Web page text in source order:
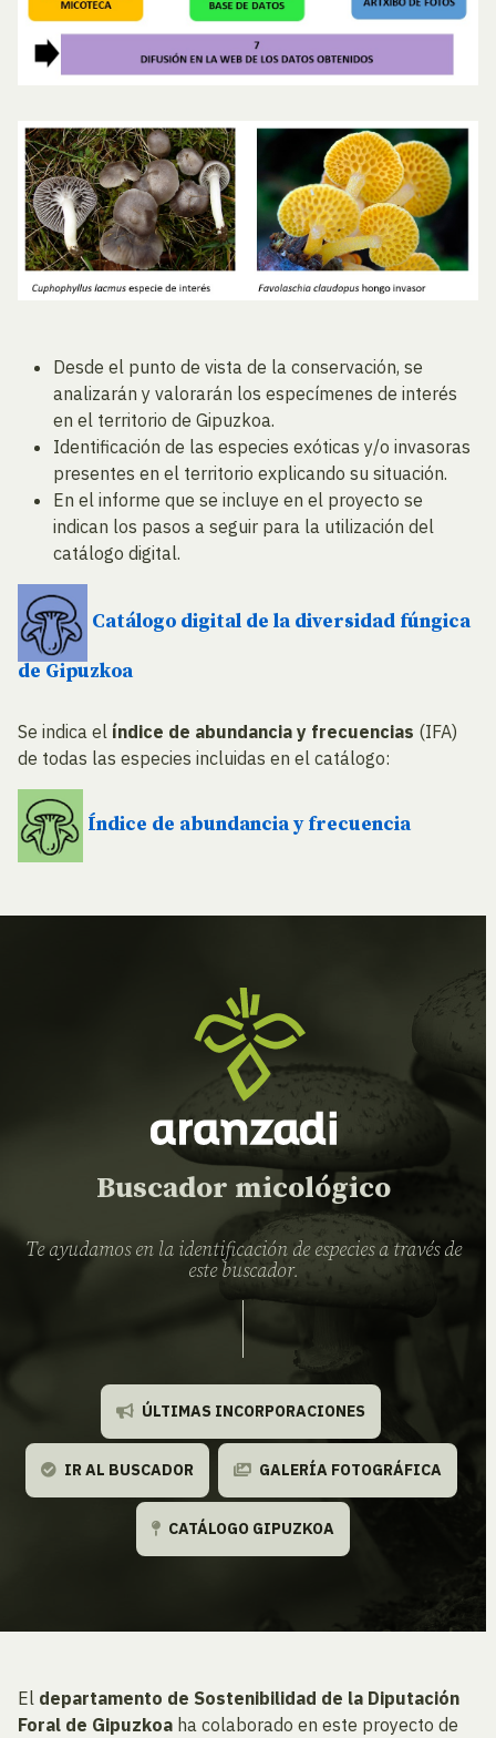
Desde el punto de vista de la conservación, se
analizarán y valorarán los especímenes de interés
en el territorio de Gipuzkoa.
Identificación de las especies exóticas y/o invasoras
presentes en el territorio explicando su situación.
En el informe que se incluye en el proyecto se
indican los pasos a seguir para la utilización del
catálogo digital.
Catálogo digital de la diversidad fúngica
de Gipuzkoa
Se indica el índice de abundancia y frecuencias (IFA)
de todas las especies incluidas en el catálogo:
Índice de abundancia y frecuencia
Buscador micológico
Te ayudamos en la identificación de especies a través de
este buscador.
ÚLTIMAS INCORPORACIONES
IR AL BUSCADOR GALERÍA FOTOGRÁFICA
CATÁLOGO GIPUZKOA
El departamento de Sostenibilidad de la Diputación
Foral de Gipuzkoa ha colaborado en este proyecto de